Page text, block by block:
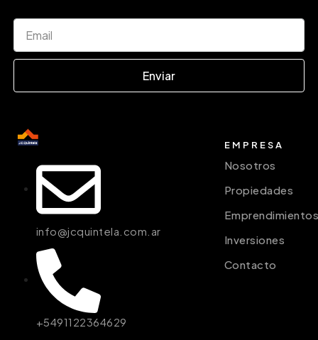
Enviar
info@jcquintela.com.ar
+5491122364629
EMPRESA
Nosotros
Propiedades
Inversiones
Contacto